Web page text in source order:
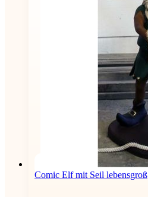
Comic Elf mit Seil lebensgroß